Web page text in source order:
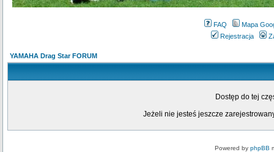
FAQ
Mapa
Rejestracja
YAMAHA Drag Star FORUM
Dostęp do tej
Jeżeli nie jesteś jeszcze
Powered by phpBB